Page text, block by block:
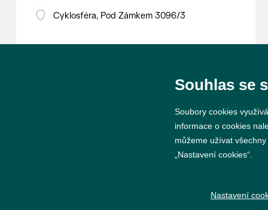
Chcete se zbavit staré sbírky, která
vám ve skříni staré / nevhodné /
příchod 30 minut před začátkem,
aby si vše na prodejních místech
stihli přichystat. Pokud plánujete
Cyklosféra, Pod Zámkem 3096/3
Souhlas se
Soubory cookies
informace o cookies
můžeme užívat
„Nastavení cookies“.
Nastavení